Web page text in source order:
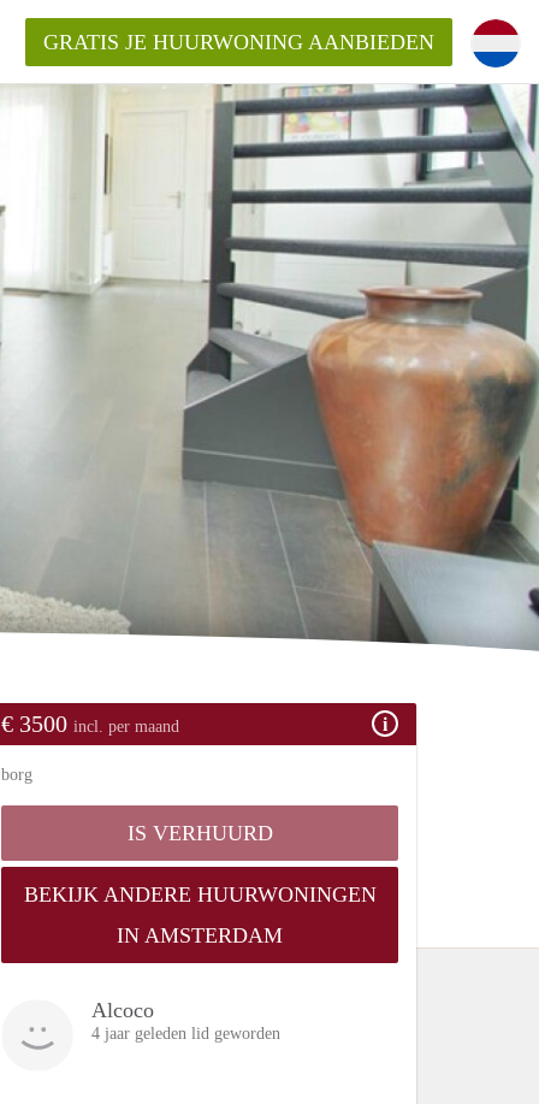
een woning?
sector in Amsterdam?
of appartement in Amsterdam?
GRATIS JE HUURWONING AANBIEDEN
€ 3500 incl. per maand
borg
IS VERHUURD
BEKIJK ANDERE HUURWONINGEN
IN AMSTERDAM
Alcoco
4 jaar geleden lid geworden